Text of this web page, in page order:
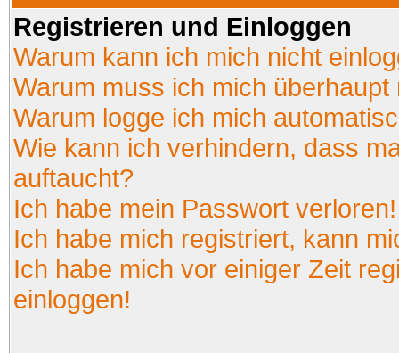
Registrieren und Einloggen
Warum kann ich mich nicht
Warum muss ich mich überhaupt
Warum logge ich mich
Wie kann ich verhindern, dass
auftaucht?
Ich habe mein Passwort verloren!
Ich habe mich registriert, kann
Ich habe mich vor einiger Zeit
einloggen!